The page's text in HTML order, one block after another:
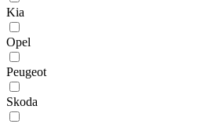
Kia
Opel
Peugeot
Skoda